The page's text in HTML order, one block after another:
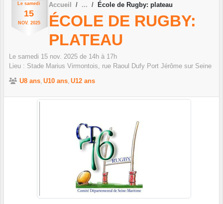
Le samedi
15
NOV. 2025
Accueil École de Rugby: plateau
ÉCOLE DE RUGBY:
PLATEAU
Le samedi 15 nov. 2025 de 14h à 17h
Lieu : Stade Marius Virmontois, rue Raoul Dufy Port Jérôme sur Seine
U8 ans U10 ans U12 ans